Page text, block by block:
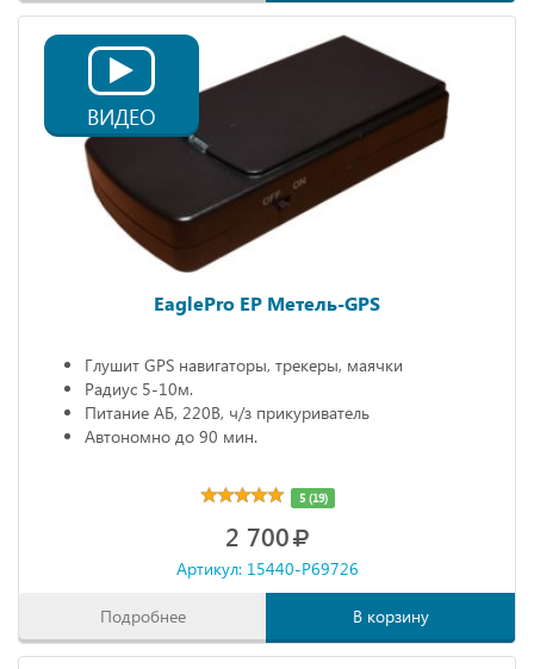
ВИДЕО
EaglePro EP Метель-GPS
Глушит GPS навигаторы, трекеры, маячки
Радиус 5-10м.
Питание АБ, 220В, ч/з прикуриватель
Автономно до 90 мин.
5 (19)
2 700
Артикул: 15440-P69726
Подробнее В корзину